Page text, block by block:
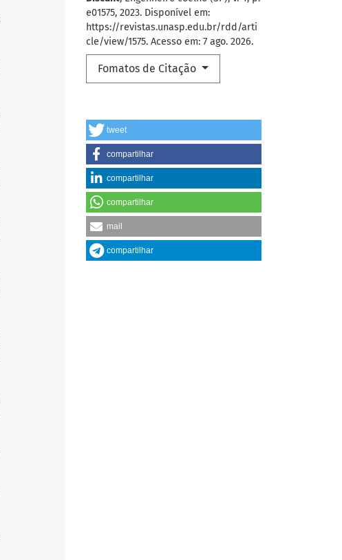
e01575, 2023. Disponível em:
https://revistas.unasp.edu.br/rdd/arti
cle/view/1575. Acesso em: 7 ago. 2026.
Fomatos de Citação
tweet
compartilhar
compartilhar
compartilhar
mail
compartilhar